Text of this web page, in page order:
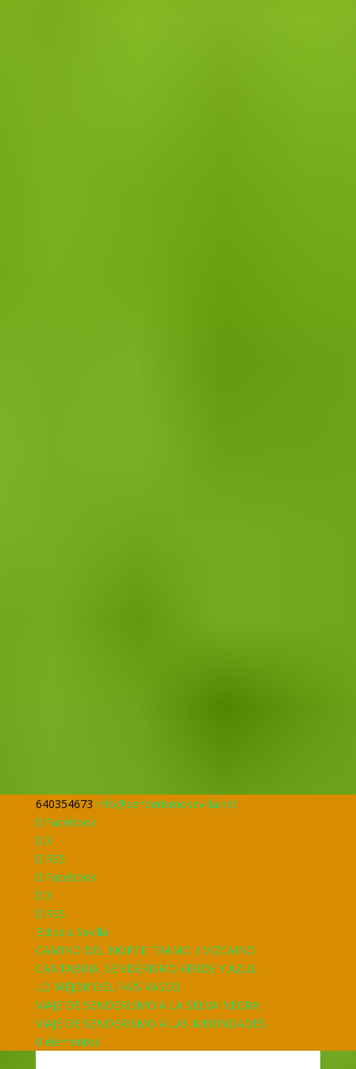
640354673 info@senderismosevilla.net
Facebook
X
RSS
Facebook
X
RSS
Eclipsia Sevilla
CAMINO DEL NORTE TRAMO II VIZCAINO
CANTABRIA, SENDERISMO VERDE Y AZUL
LO MEJOR DEL PAÍS VASCO
VIAJE DE SENDERISMO A LA SELVA NEGRA
VIAJE DE SENDERISMO A LAS MERINDADES
0 elementos